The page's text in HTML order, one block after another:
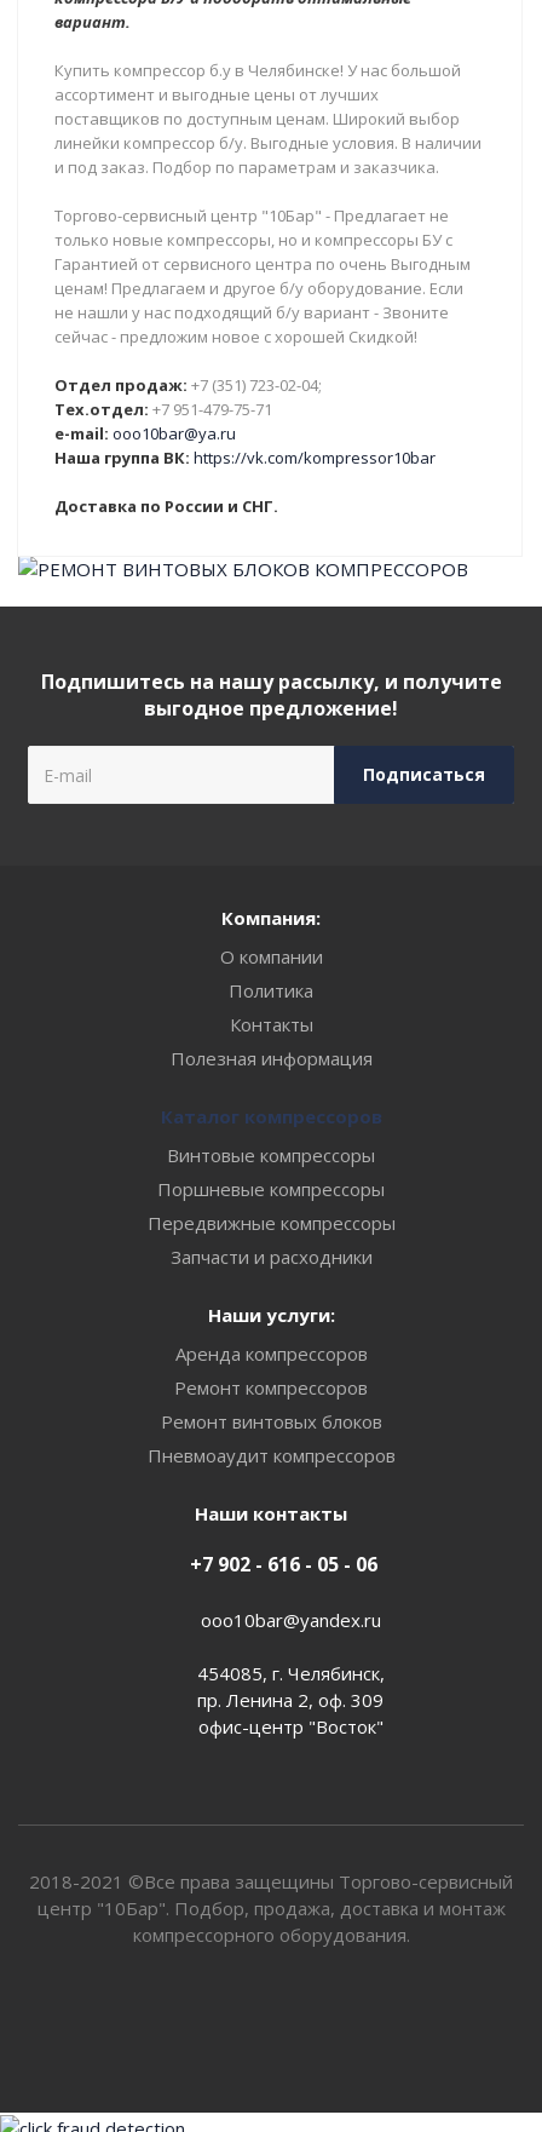
вариант.
Купить компрессор б.у в Челябинске! У нас большой
ассортимент и выгодные цены от лучших
поставщиков по доступным ценам. Широкий выбор
линейки компрессор б/у. Выгодные условия. В наличии
и под заказ. Подбор по параметрам и заказчика.
Торгово-сервисный центр "10Бар" - Предлагает не
только новые компрессоры, но и компрессоры БУ с
Гарантией от сервисного центра по очень Выгодным
ценам! Предлагаем и другое б/у оборудование. Если
не нашли у нас подходящий б/у вариант - Звоните
сейчас - предложим новое с хорошей Скидкой!
Отдел продаж: +7 (351) 723-02-04;
Тех.отдел: +7 951-479-75-71
e-mail: ooo10bar@ya.ru
Наша группа ВК: https://vk.com/kompressor10bar
Доставка по России и СНГ.
Подпишитесь на нашу рассылку, и получите
выгодное предложение!
Компания:
О компании
Политика
Контакты
Полезная информация
Каталог компрессоров
Винтовые компрессоры
Поршневые компрессоры
Передвижные компрессоры
Запчасти и расходники
Наши услуги:
Аренда компрессоров
Ремонт компрессоров
Ремонт винтовых блоков
Пневмоаудит компрессоров
Наши контакты
+7 902 - 616 - 05 - 06
ooo10bar@yandex.ru
454085, г. Челябинск,
пр. Ленина 2, оф. 309
офис-центр "Восток"
2018-2021 ©Все права защещины Торгово-сервисный
центр "10Бар". Подбор, продажа, доставка и монтаж
компрессорного оборудования.